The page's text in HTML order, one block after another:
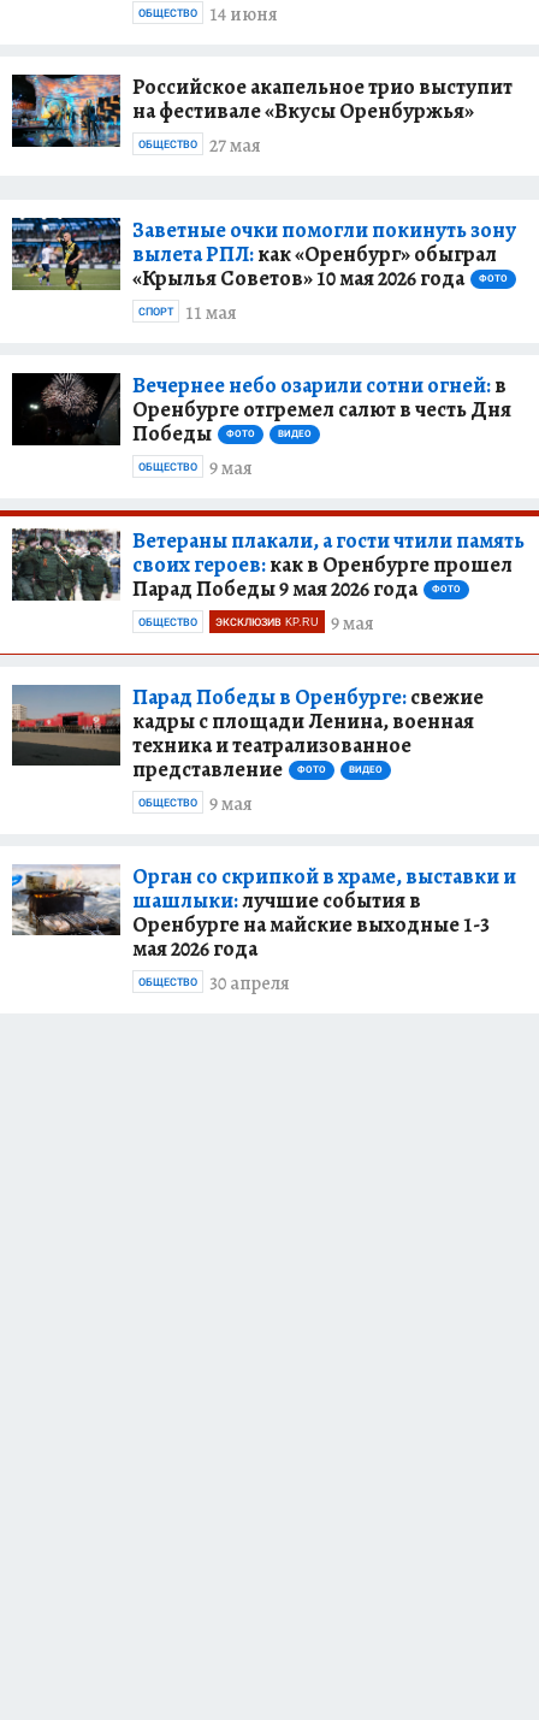
14 июня
ОБЩЕСТВО
Российское акапельное трио выступит
на фестивале «Вкусы Оренбуржья»
27 мая
ОБЩЕСТВО
Заветные очки помогли покинуть зону
вылета РПЛ:как «Оренбург» обыграл
«Крылья Советов» 10 мая 2026 года
ФОТО
11 мая
СПОРТ
Вечернее небо озарили сотни огней:в
Оренбурге отгремел салют в честь Дня
Победы
ФОТО ВИДЕО
9 мая
ОБЩЕСТВО
Ветераны плакали, а гости чтили память
своих героев:как в Оренбурге прошел
Парад Победы 9 мая 2026 года
ФОТО
9 мая
ОБЩЕСТВО ЭКСКЛЮЗИВ KP.RU
Парад Победы в Оренбурге:свежие
кадры с площади Ленина, военная
техника и театрализованное
представление
ФОТО ВИДЕО
9 мая
ОБЩЕСТВО
Орган со скрипкой в храме, выставки и
шашлыки:лучшие события в
Оренбурге на майские выходные 1-3
мая 2026 года
30 апреля
ОБЩЕСТВО